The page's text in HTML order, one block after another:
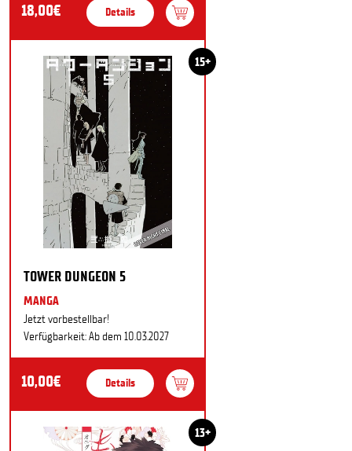
18,00€ Details
15+
TOWER DUNGEON 5
MANGA
Jetzt vorbestellbar!
Verfügbarkeit: Ab dem 10.03.2027
10,00€ Details
13+